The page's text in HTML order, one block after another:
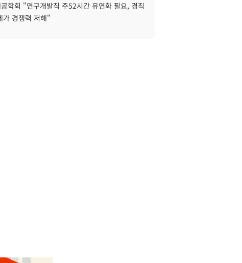
학회 "연구개발직 주52시간 유연화 필요, 경직
가 경쟁력 저해"